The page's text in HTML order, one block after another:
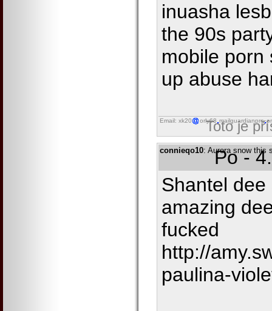
inuasha
the 90s
mobile porn
up abuse
Email: xk20 orly68 mailguardianpro
Toto je
connieqo10: Aurora snow this
Po -
Shantel
amazing
fucked
http://
paulina-